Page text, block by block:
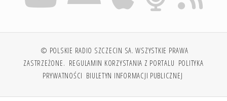
© POLSKIE RADIO SZCZECIN SA. WSZYSTKIE PRAWA
ZASTRZEŻONE. REGULAMIN KORZYSTANIA Z PORTALU POLITYKA
PRYWATNOŚCI BIULETYN INFORMACJI PUBLICZNEJ